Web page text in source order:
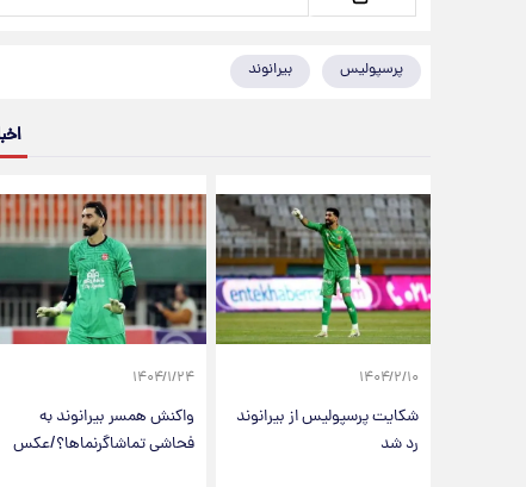
پرسپولیس بیرانوند
۱۴۰۴/۲/۱۰
شکایت پرسپولیس از بیرانوند
رد شد
۱۴۰۴/۱/۲۴
واکنش همسر بیرانوند به
فحاشی‌ تماشاگرنماها؟/عکس